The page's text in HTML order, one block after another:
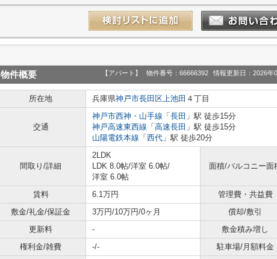
物件概要 【アパート】 物件番号：66666392 情報更新日：2026年
所在地 兵庫県神戸市長田区上池田 ４丁目
交通
神戸市西神・山手線 「 長田 」駅 徒歩15分
神戸高速東西線 「 高速長田 」駅 徒歩15分
山陽電鉄本線 「 西代 」駅 徒歩20分
間取り/詳細
2LDK
LDK 8.0帖/洋室 6.0帖/
洋室 6.0帖
面積/バルコニー面
賃料 6.1万円 管理費・共益費
敷金/礼金/保証金
3万円/10万円/0ヶ月 償却/敷引
更新料
- 敷金積み増し
権利金/雑費
-/- 駐車場/月額料金